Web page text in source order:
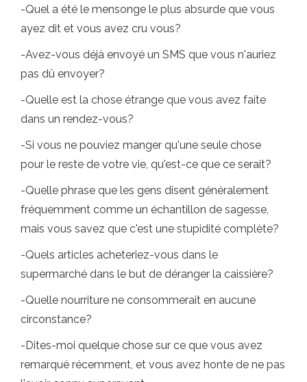
-Quel a été le mensonge le plus absurde que vous
ayez dit et vous avez cru vous?
-Avez-vous déjà envoyé un SMS que vous n'auriez
pas dû envoyer?
-Quelle est la chose étrange que vous avez faite
dans un rendez-vous?
-Si vous ne pouviez manger qu'une seule chose
pour le reste de votre vie, qu'est-ce que ce serait?
-Quelle phrase que les gens disent généralement
fréquemment comme un échantillon de sagesse,
mais vous savez que c'est une stupidité complète?
-Quels articles acheteriez-vous dans le
supermarché dans le but de déranger la caissière?
-Quelle nourriture ne consommerait en aucune
circonstance?
-Dites-moi quelque chose sur ce que vous avez
remarqué récemment, et vous avez honte de ne pas